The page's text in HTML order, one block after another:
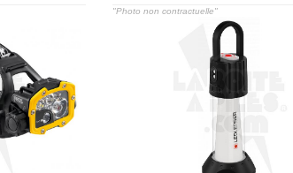
"Photo non contractuelle"